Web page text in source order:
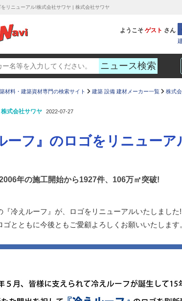
をリニューアル!株式会社サワヤ | 株式会社サワヤ
ようこそ ゲスト さん
材料・建築資材専門の検索サイト 建築 設備 建材メーカー一覧 株式
株式会社サワヤ 2022-07-27
ーフ』のロゴをリニュー
年の施工開始から1927件、106万㎡突破!
『冷えルーフ』が、ロゴをリニューアルいたしました!
ゴとともに今後ともご愛顧よろしくお願いいたします